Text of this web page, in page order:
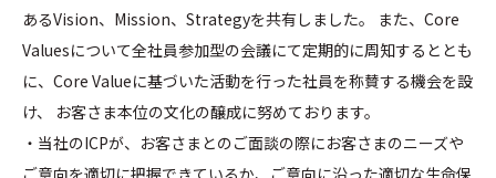
あるVision、Mission、Strategyを共有しました。 また、Core
Valuesについて全社員参加型の会議にて定期的に周知するととも
に、Core Valueに基づいた活動を行った社員を称賛する機会を設
け、 お客さま本位の文化の醸成に努めております。
・当社のICPが、お客さまとのご面談の際にお客さまのニーズや
ご意向を適切に把握できているか、ご意向に沿った適切な生命保